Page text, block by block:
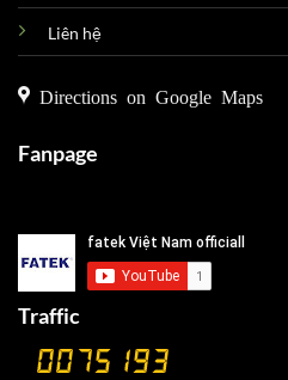
Liên hệ
Directions on Google Maps
Fanpage
Traffic